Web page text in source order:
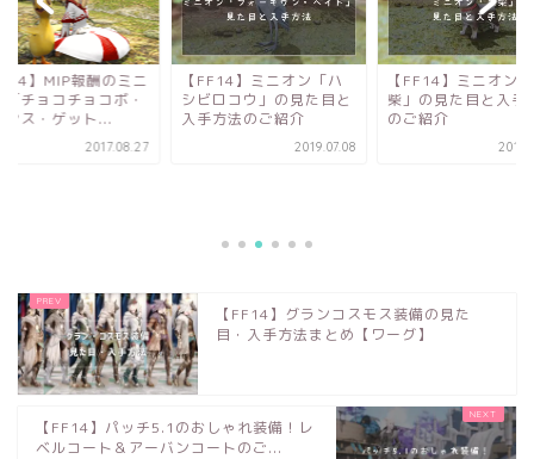
】MIP報酬のミニ
「チョコチョコボ・
ンス・ゲット...
2017.08.27
【FF14】ミニオン「ハ
シビロコウ」の見た目と
入手方法のご紹介
2019.07.08
【FF14】ミニオン
柴」の見た目と入手
のご紹介
【FF14】グランコスモス装備の見た
目・入手方法まとめ【ワーグ】
【FF14】パッチ5.1のおしゃれ装備！レ
ベルコート＆アーバンコートのご...